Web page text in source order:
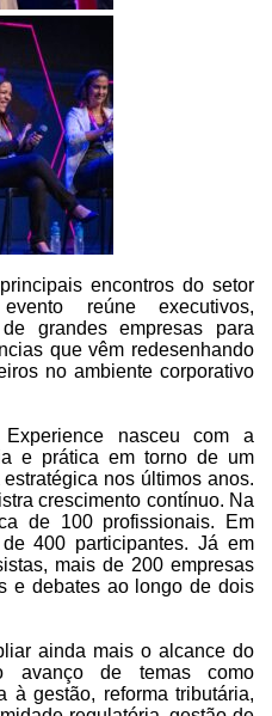
encontros do setor
reúne executivos,
grandes empresas para
que vêm redesenhando
no ambiente corporativo
nasceu com a
e prática em torno de um
nos últimos anos.
crescimento contínuo. Na
de 100 profissionais. Em
400 participantes. Já em
mais de 200 empresas
e debates ao longo de dois
ainda mais o alcance do
avanço de temas como
à gestão, reforma tributária,